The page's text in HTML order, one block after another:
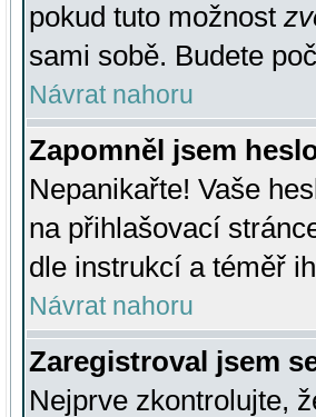
pokud tuto možnost
sami sobě. Budete
Návrat nahoru
Zapomněl jsem
Nepanikařte! Vaše
na přihlašovací
dle instrukcí a téměř
Návrat nahoru
Zaregistroval jsem
Nejprve zkontrolujte,